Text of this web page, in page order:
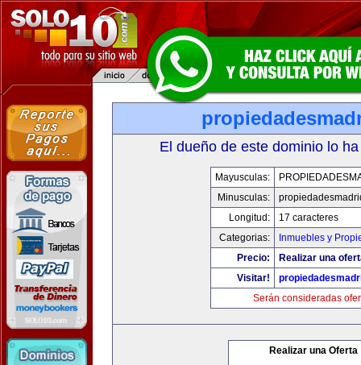
El dueño de este dominio lo
Mayusculas:
Minusculas:
Longitud:
17 caracteres
Categorias:
Inmuebles y
Precio:
Realizar una
Visitar!
Serán consideradas
Realizar una Oferta